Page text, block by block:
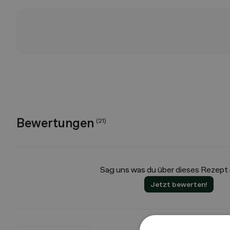
Bewertungen (21)
Sag uns was du über dieses
Jetzt bewerten!